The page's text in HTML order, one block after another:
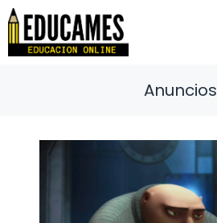
Saltar
contenido
Anuncios